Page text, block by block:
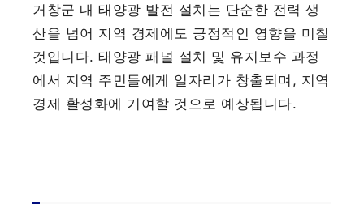
거창군 내 태양광 발전 설치는 단순한 전력 생
산을 넘어 지역 경제에도 긍정적인 영향을 미칠
것입니다. 태양광 패널 설치 및 유지보수 과정
에서 지역 주민들에게 일자리가 창출되며, 지역
경제 활성화에 기여할 것으로 예상됩니다.